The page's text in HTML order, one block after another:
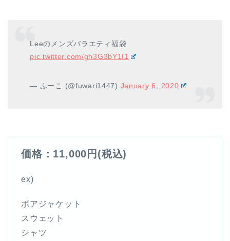
Leeのメンズバラエティ福袋
pic.twitter.com/gh3G3bY1I1
— ふーこ (@fuwari1447) January 6, 2020
価格：11,000円(税込)
ex)
ボアジャケット
スウェット
シャツ